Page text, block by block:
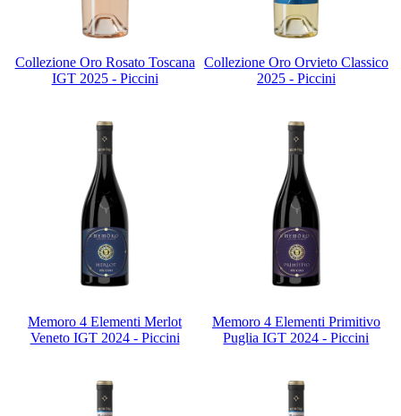
Collezione Oro Rosato Toscana
IGT 2025 - Piccini
Collezione Oro Orvieto Classico
2025 - Piccini
Memoro 4 Elementi Merlot
Veneto IGT 2024 - Piccini
Memoro 4 Elementi Primitivo
Puglia IGT 2024 - Piccini